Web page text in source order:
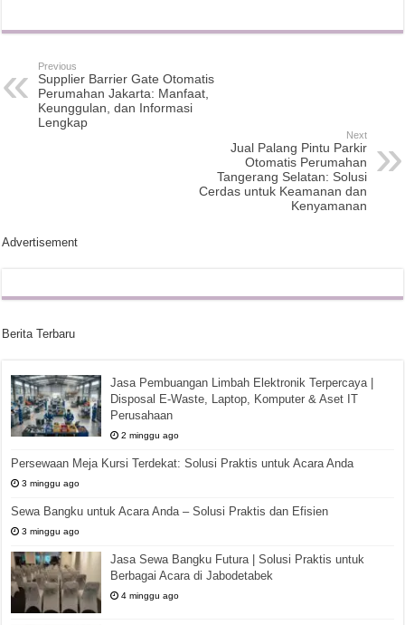
Previous
Supplier Barrier Gate Otomatis
Perumahan Jakarta: Manfaat,
Keunggulan, dan Informasi
Lengkap
Next
Jual Palang Pintu Parkir
Otomatis Perumahan
Tangerang Selatan: Solusi
Cerdas untuk Keamanan dan
Kenyamanan
Advertisement
Berita Terbaru
Jasa Pembuangan Limbah Elektronik Terpercaya |
Disposal E-Waste, Laptop, Komputer & Aset IT
Perusahaan
2 minggu ago
Persewaan Meja Kursi Terdekat: Solusi Praktis untuk Acara Anda
3 minggu ago
Sewa Bangku untuk Acara Anda – Solusi Praktis dan Efisien
3 minggu ago
Jasa Sewa Bangku Futura | Solusi Praktis untuk
Berbagai Acara di Jabodetabek
4 minggu ago